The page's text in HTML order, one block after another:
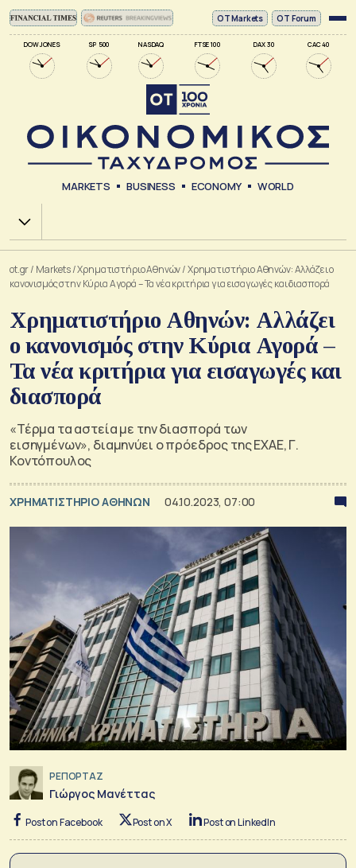
DOW JONES SP 500 NASDAQ FTSE 100 DAX 30 CAC 40
ΟΤ Markets OT Forum
MARKETS BUSINESS ECONOMY WORLD
Χ.Α.
ot.gr/ Markets/Xρηματιστήριο Αθηνών/Χρηματιστήριο Αθηνών: Αλλάζει ο
κανονισμός στην Κύρια Αγορά – Τα νέα κριτήρια για εισαγωγές και διασπορά
Χρηματιστήριο Αθηνών: Αλλάζει
ο κανονισμός στην Κύρια Αγορά –
Τα νέα κριτήρια για εισαγωγές και
διασπορά
«Τέρμα τα αστεία με την διασπορά των
εισηγμένων», διαμηνύει ο πρόεδρος της ΕΧΑΕ, Γ.
Κοντόπουλος
XΡΗΜΑΤΙΣΤΗΡΙΟ ΑΘΗΝΩΝ 04.10.2023, 07:00
ΡΕΠΟΡΤΑΖ
Γιώργος Μανέττας
Post on Facebook Post on X Post on LinkedIn